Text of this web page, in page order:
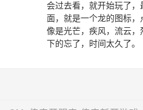
会过去看，就开始玩了
面，就是一个龙的图标
像是光芒，疾风，流云，
下的忘了，时间太久了。